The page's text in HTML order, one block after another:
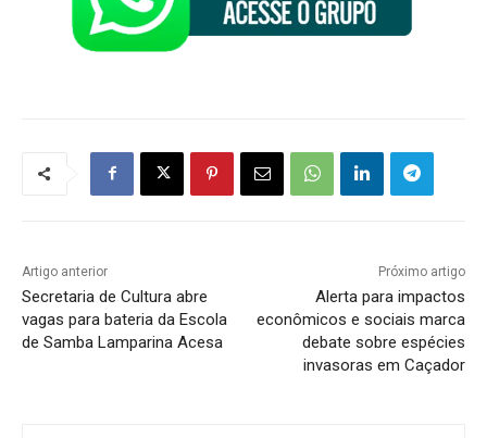
Artigo anterior
Secretaria de Cultura abre
vagas para bateria da Escola
de Samba Lamparina Acesa
Próximo artigo
Alerta para impactos
econômicos e sociais marca
debate sobre espécies
invasoras em Caçador